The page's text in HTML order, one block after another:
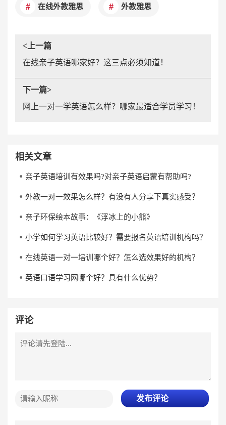
在线外教雅思 外教雅思
<上一篇
在线亲子英语哪家好？这三点必须知道！
下一篇>
网上一对一学英语怎么样？哪家最适合学员学习！
相关文章
亲子英语培训有效果吗?对亲子英语启蒙有帮助吗?
外教一对一效果怎么样？有没有人分享下真实感受？
亲子环保绘本故事：《浮冰上的小熊》
小学如何学习英语比较好？需要报名英语培训机构吗？
在线英语一对一培训哪个好？怎么选效果好的机构？
英语口语学习网哪个好？具有什么优势？
评论
发布评论